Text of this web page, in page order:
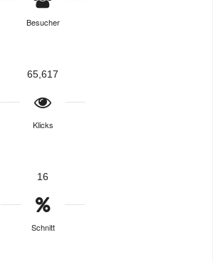
Besucher
65,617
Klicks
16
Schnitt